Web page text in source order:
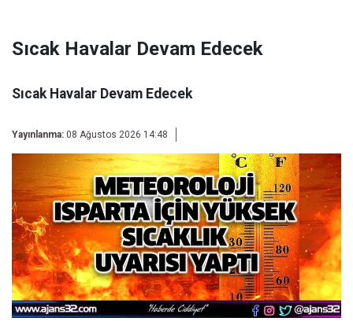
Sıcak Havalar Devam Edecek
Sıcak Havalar Devam Edecek
Yayınlanma: 08 Ağustos 2026 14:48